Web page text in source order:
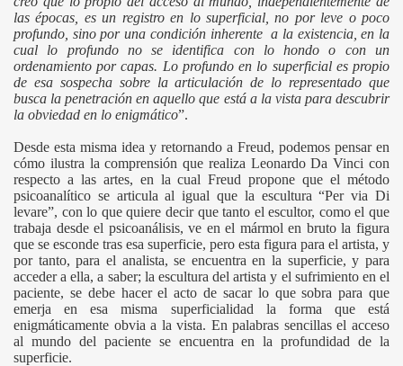
las épocas, es un registro en lo superficial, no por leve o poco
profundo, sino por una condición inherente a la existencia, en la
cual lo profundo no se identifica con lo hondo o con un
ordenamiento por capas. Lo profundo en lo superficial es propio
de esa sospecha sobre la articulación de lo representado que
busca la penetración en aquello que está a la vista para descubrir
la obviedad en lo enigmático”.
Desde esta misma idea y retornando a Freud, podemos pensar en
cómo ilustra la comprensión que realiza Leonardo Da Vinci con
respecto a las artes, en la cual Freud propone que el método
psicoanalítico se articula al igual que la escultura “Per via Di
levare”, con lo que quiere decir que tanto el escultor, como el que
trabaja desde el psicoanálisis, ve en el mármol en bruto la figura
que se esconde tras esa superficie, pero esta figura para el artista, y
por tanto, para el analista, se encuentra en la superficie, y para
acceder a ella, a saber; la escultura del artista y el sufrimiento en el
paciente, se debe hacer el acto de sacar lo que sobra para que
emerja en esa misma superficialidad la forma que está
enigmáticamente obvia a la vista. En palabras sencillas el acceso
al mundo del paciente se encuentra en la profundidad de la
superficie.